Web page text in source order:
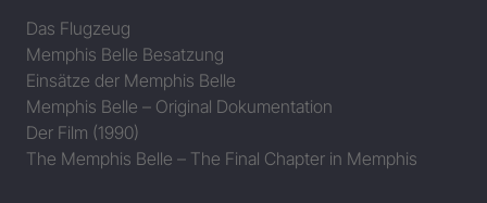
Das Flugzeug
Memphis Belle Besatzung
Einsätze der Memphis Belle
Memphis Belle – Original Dokumentation
Der Film (1990)
The Memphis Belle – The Final Chapter in Memphis